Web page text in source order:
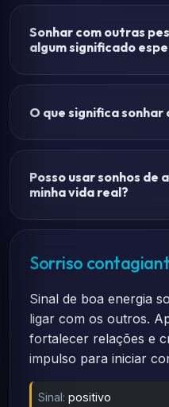
Sonhar com outras
algum significado
O que significa
Posso usar sonhos de
minha vida real?
Sorriso
Sinal de boa energia
ligar com os outros.
fortalecer relações e
impulso para iniciar
Sinal: positivo